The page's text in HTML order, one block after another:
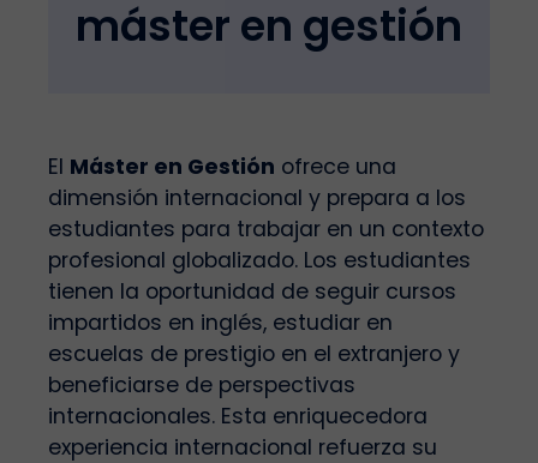
máster en gestión
El Máster en Gestión ofrece una
dimensión internacional y prepara a los
estudiantes para trabajar en un contexto
profesional globalizado. Los estudiantes
tienen la oportunidad de seguir cursos
impartidos en inglés, estudiar en
escuelas de prestigio en el extranjero y
beneficiarse de perspectivas
internacionales. Esta enriquecedora
experiencia internacional refuerza su